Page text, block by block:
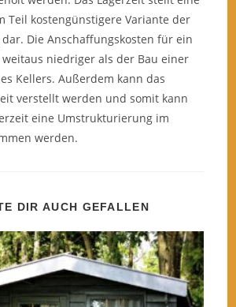
Teil kostengünstigere Variante der
Die Anschaffungskosten für ein
weitaus niedriger als der Bau einer
Kellers. Außerdem kann das
verstellt werden und somit kann
eine Umstrukturierung im
werden.
DIR AUCH GEFALLEN